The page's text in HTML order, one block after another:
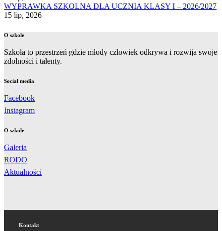
WYPRAWKA SZKOLNA DLA UCZNIA KLASY I – 2026/2027
15 lip, 2026
O szkole
Szkoła to przestrzeń gdzie młody człowiek odkrywa i rozwija swoje
zdolności i talenty.
Social media
Facebook
Instagram
O szkole
Galeria
RODO
Aktualności
Kontakt